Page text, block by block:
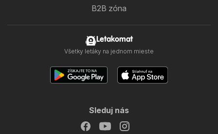
B2B zóna
Letakomat
Všetky letáky na jednom mieste
Sleduj nás